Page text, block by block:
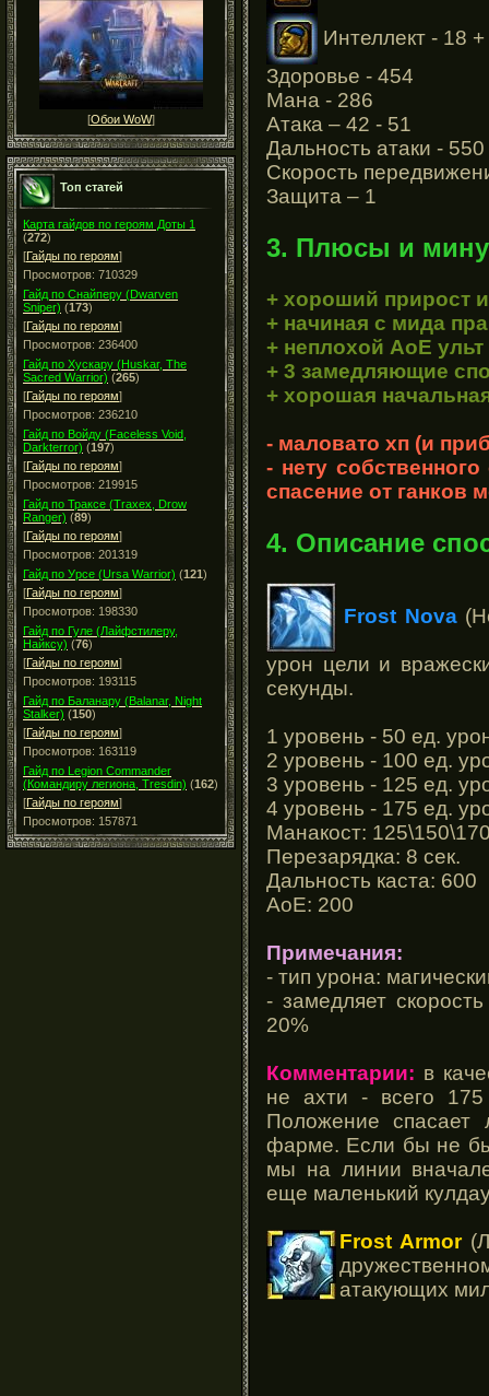
[Обои WoW]
Топ статей
Карта гайдов по героям Доты 1
(272)
[Гайды по героям]
Просмотров: 710329
Гайд по Снайперу (Dwarven
Sniper) (173)
[Гайды по героям]
Просмотров: 236400
Гайд по Хускару (Huskar, The
Sacred Warrior) (265)
[Гайды по героям]
Просмотров: 236210
Гайд по Войду (Faceless Void,
Darkterror) (197)
[Гайды по героям]
Просмотров: 219915
Гайд по Траксе (Traxex, Drow
Ranger) (89)
[Гайды по героям]
Просмотров: 201319
Гайд по Урсе (Ursa Warrior) (121)
[Гайды по героям]
Просмотров: 198330
Гайд по Гуле (Лайфстилеру,
Найксу) (76)
[Гайды по героям]
Просмотров: 193115
Гайд по Баланару (Balanar, Night
Stalker) (150)
[Гайды по героям]
Просмотров: 163119
Гайд по Legion Commander
(Командиру легиона, Tresdin) (162)
[Гайды по героям]
Просмотров: 157871
Интеллект - 18
Здоровье - 454
Мана - 286
Атака – 42 - 51
Дальность атаки - 550
Скорость
Защита – 1
3. Плюсы и
+ хороший прирост
+ начиная с мида
+ неплохой АоЕ ульт
+ 3 замедляющие
+ хорошая
- маловато хп (и
- нету
спасение от ганков
4. Описание
Frost Nova
урон цели и
секунды.
1 уровень - 50 ед.
2 уровень - 100 ед.
3 уровень - 125 ед.
4 уровень - 175 ед.
Манакост:
Перезарядка: 8 сек.
Дальность каста: 600
АоЕ: 200
Примечания:
- тип урона:
- замедляет
20%
Комментарии: в
не ахти - всего 175
Положение
фарме. Если бы не
мы на линии
еще маленький
Frost Armor
атакующих